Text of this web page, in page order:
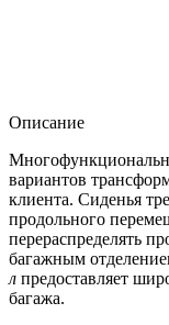
Описание
вариантов
клиента. Сиденья
продольного
перераспределять
багажным
л предоставляет
багажа.